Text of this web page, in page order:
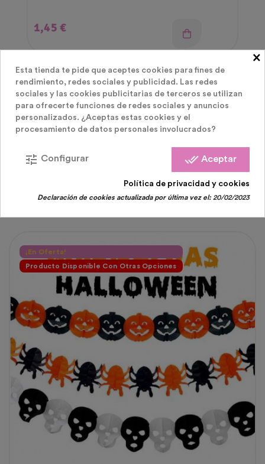
Precio
1,45 €
LOS CLIENTES QUE COMPRARON ESTE
PRODUCTO TAMBIÉN HAN COMPRADO:
¡En Oferta!
Producto Disponible Con Otras Opciones
×
Esta tienda te pide que aceptes cookies para fines de
rendimiento, redes sociales y publicidad. Las redes
sociales y las cookies publicitarias de terceros se utilizan
para ofrecerte funciones de redes sociales y anuncios
personalizados. ¿Aceptas estas cookies y el
procesamiento de datos personales involucrados?
done_all Aceptar
tune Configurar
Política de privacidad y cookies
Declaración de cookies actualizada por última vez el:20/02/2023